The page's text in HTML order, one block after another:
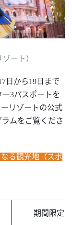
ゾート）
7 日から19 日まで
ー3パスポートを
リゾートの公式
ムをご覧くださ
る観光地（スポ
期間限定